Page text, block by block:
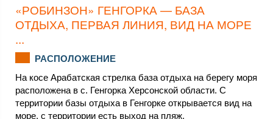
«РОБИНЗОН» ГЕНГОРКА — БАЗА
ОТДЫХА, ПЕРВАЯ ЛИНИЯ, ВИД НА МОРЕ
...
РАСПОЛОЖЕНИЕ
На косе Арабатская стрелка база отдыха на берегу моря
расположена в с. Генгорка Херсонской области. С
территории базы отдыха в Генгорке открывается вид на
море, с территории есть выход на пляж.